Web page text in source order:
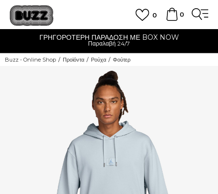
0
0
ΓΡΗΓΟΡΟΤΕΡΗ ΠΑΡΑΔΟΣΗ ΜΕ BOX NOW
Παραλαβή 24/7
Buzz - Online Shop Προϊόντα Ρούχα Φούτερ